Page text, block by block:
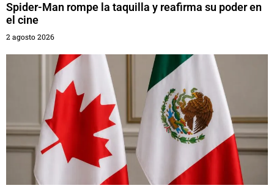
Spider-Man rompe la taquilla y reafirma su poder en
el cine
2 agosto 2026